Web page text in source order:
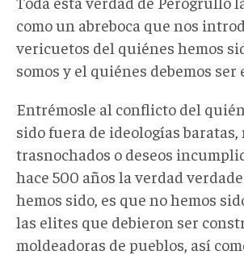
como un abreboca que nos
vericuetos del quiénes hemos
somos y el quiénes debemos ser
Entrémosle al conflicto del
sido fuera de ideologías
trasnochados o deseos
hace 500 años la verdad
hemos sido, es que no hemos
las elites que debieron ser
moldeadoras de pueblos, así